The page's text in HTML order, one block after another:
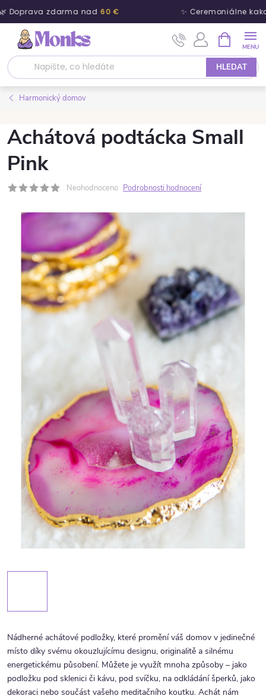
Doprava zdarma nad 60 € ✨ Ceremoniálne
Přejít na obsah
HLEDAT
Harmonický domov
Achátová podtácka Small
Pink
Neohodnoceno Podrobnosti hodnocení
Nádherné achátové podložky, které promění váš domov v jedinečné
místo díky svému okouzlujícímu designu, originalitě a silnému
energetickému působení. Můžete je využít mnoha způsoby – jako
podložku pod sklenici či kávu, pod svíčku, na odkládání šperků, jako
dekoraci nebo součást vašeho meditačního koutku. Achát nám